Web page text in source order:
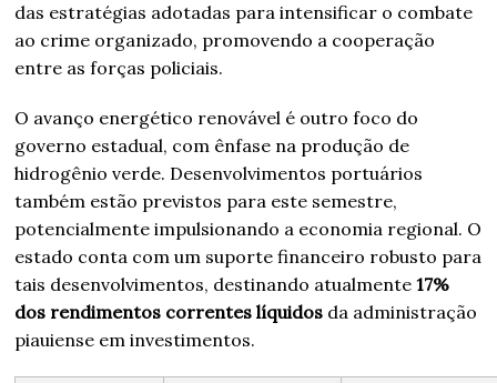
das estratégias adotadas para intensificar o combate
ao crime organizado, promovendo a cooperação
entre as forças policiais.
O avanço energético renovável é outro foco do
governo estadual, com ênfase na produção de
hidrogênio verde. Desenvolvimentos portuários
também estão previstos para este semestre,
potencialmente impulsionando a economia regional. O
estado conta com um suporte financeiro robusto para
tais desenvolvimentos, destinando atualmente17%
dos rendimentos correntes líquidos da administração
piauiense em investimentos.